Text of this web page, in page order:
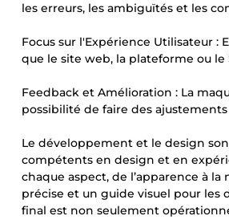
les erreurs, les ambiguïtés et les
Focus sur l'Expérience Utilisateur :
que le site web, la plateforme ou
Feedback et Amélioration : La
possibilité de faire des
Le développement et le design
compétents en design et en
chaque aspect, de l’apparence à
précise et un guide visuel pour les
final est non seulement